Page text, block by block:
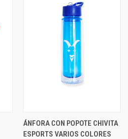
ÁNFORA CON POPOTE CHIVITA
ESPORTS VARIOS COLORES